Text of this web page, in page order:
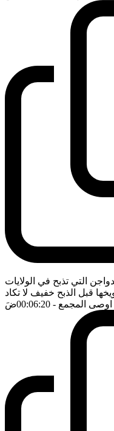
التي تذبح في الولايات
قبل الذبح خفيف لا تكاد
المجمع - 00:06:20 ضَ